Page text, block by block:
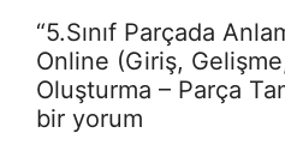
“5.Sınıf Parçada
Online (Giriş,
Oluşturma – Parça
bir yorum